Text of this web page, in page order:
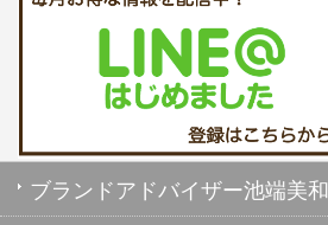
ブランドアドバイザー池端美